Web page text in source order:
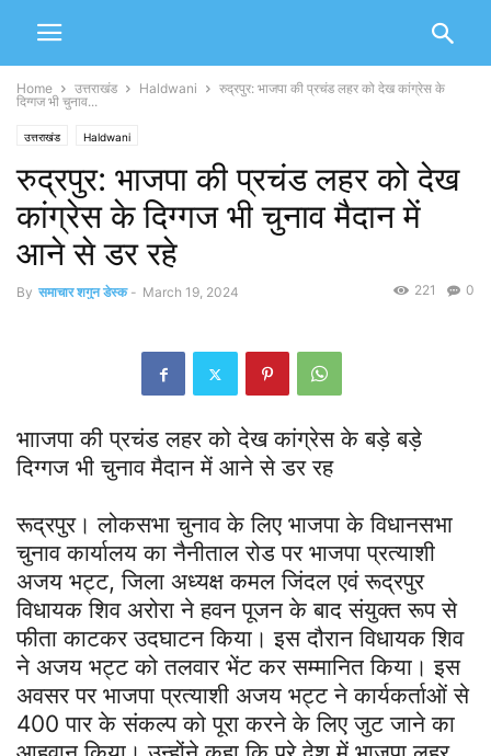
Home उत्तराखंड Haldwani
रुद्रपुर: भाजपा की प्रचंड लहर को देख कांग्रेस के
दिग्गज भी चुनाव...
उत्तराखंड Haldwani
रुद्रपुर: भाजपा की प्रचंड लहर को देख
कांग्रेस के दिग्गज भी चुनाव मैदान में
आने से डर रहे
By समाचार शगुन डेस्क - March 19, 2024 0
221
भााजपा की प्रचंड लहर को देख कांग्रेस के बड़े बड़े
दिग्गज भी चुनाव मैदान में आने से डर रह
रूद्रपुर। लोकसभा चुनाव के लिए भाजपा के विधानसभा
चुनाव कार्यालय का नैनीताल रोड पर भाजपा प्रत्याशी
अजय भट्ट, जिला अध्यक्ष कमल जिंदल एवं रूद्रपुर
विधायक शिव अरोरा ने हवन पूजन के बाद संयुक्त रूप से
फीता काटकर उदघाटन किया। इस दौरान विधायक शिव
ने अजय भट्ट को तलवार भेंट कर सम्मानित किया। इस
अवसर पर भाजपा प्रत्याशी अजय भट्ट ने कार्यकर्ताओं से
400 पार के संकल्प को पूरा करने के लिए जुट जाने का